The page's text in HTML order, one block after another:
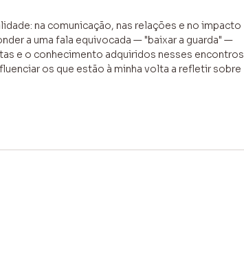
na comunicação, nas relações e no impacto
a uma fala equivocada — "baixar a guarda" —
e o conhecimento adquiridos nesses encontros
os que estão à minha volta a refletir sobre